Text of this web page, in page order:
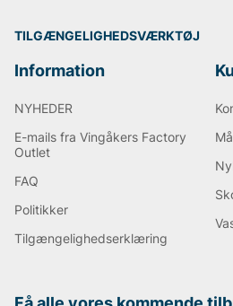
TILGÆNGELIGHEDSVÆRKTØJ
Information
NYHEDER
E-mails fra Vingåkers Factory
Outlet
FAQ
Politikker
Tilgængelighedserklæring